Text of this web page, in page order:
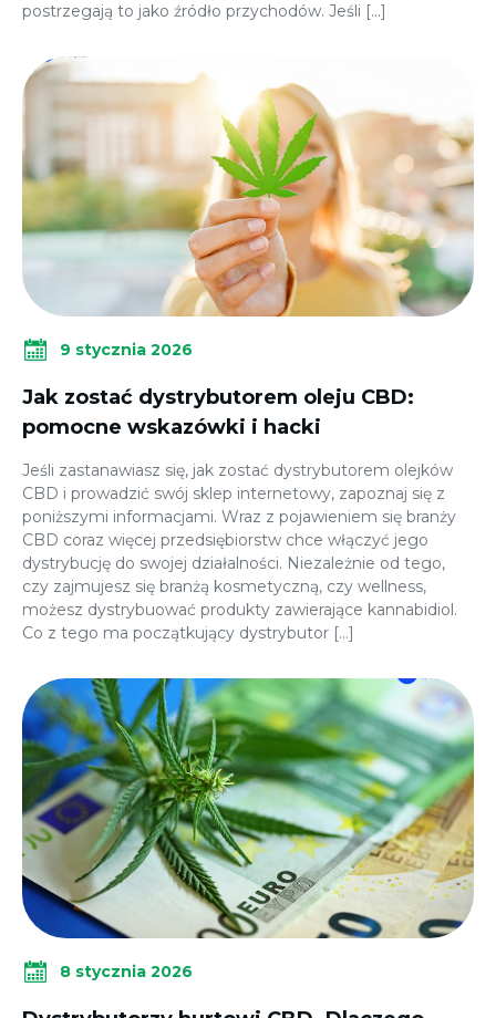
postrzegają to jako źródło przychodów. Jeśli […]
9 stycznia 2026
Jak zostać dystrybutorem oleju CBD:
pomocne wskazówki i hacki
Jeśli zastanawiasz się, jak zostać dystrybutorem olejków
CBD i prowadzić swój sklep internetowy, zapoznaj się z
poniższymi informacjami. Wraz z pojawieniem się branży
CBD coraz więcej przedsiębiorstw chce włączyć jego
dystrybucję do swojej działalności. Niezależnie od tego,
czy zajmujesz się branżą kosmetyczną, czy wellness,
możesz dystrybuować produkty zawierające kannabidiol.
Co z tego ma początkujący dystrybutor […]
8 stycznia 2026